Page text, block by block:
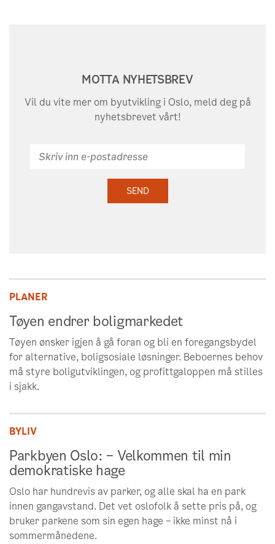
MOTTA NYHETSBREV
Vil du vite mer om byutvikling i Oslo, meld deg på
nyhetsbrevet vårt!
Skriv
inn
SEND
PLANER
Tøyen endrer boligmarkedet
Tøyen ønsker igjen å gå foran og bli en foregangsbydel
for alternative, boligsosiale løsninger. Beboernes behov
må styre boligutviklingen, og profittgaloppen må stilles
i sjakk.
BYLIV
Parkbyen Oslo: – Velkommen til min
demokratiske hage
Oslo har hundrevis av parker, og alle skal ha en park
innen gangavstand. Det vet oslofolk å sette pris på, og
bruker parkene som sin egen hage – ikke minst nå i
sommermånedene.